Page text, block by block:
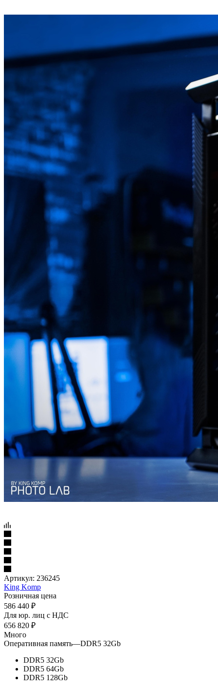
Артикул: 236245
King Komp
Розничная цена
586 440 ₽
Для юр. лиц c НДС
656 820 ₽
Много
Оперативная память—DDR5 32Gb
DDR5 32Gb
DDR5 64Gb
DDR5 128Gb